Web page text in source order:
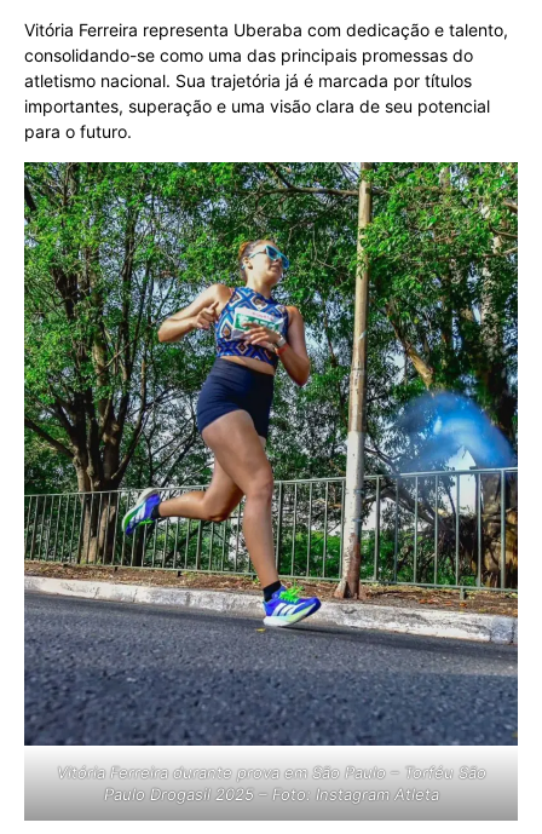
Vitória Ferreira representa Uberaba com dedicação e talento,
consolidando-se como uma das principais promessas do
atletismo nacional. Sua trajetória já é marcada por títulos
importantes, superação e uma visão clara de seu potencial
para o futuro.
Vitória Ferreira durante prova em São Paulo – Torféu São
Paulo Drogasil 2025 – Foto: Instagram Atleta